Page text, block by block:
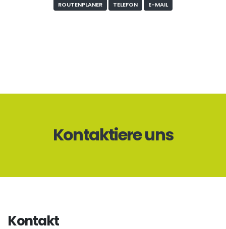
ROUTENPLANER TELEFON E-MAIL
Kontaktiere uns
Kontakt